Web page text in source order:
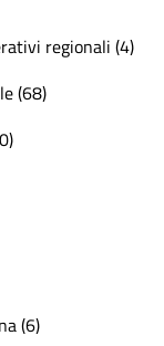
regionali (4)
(68)
(6)